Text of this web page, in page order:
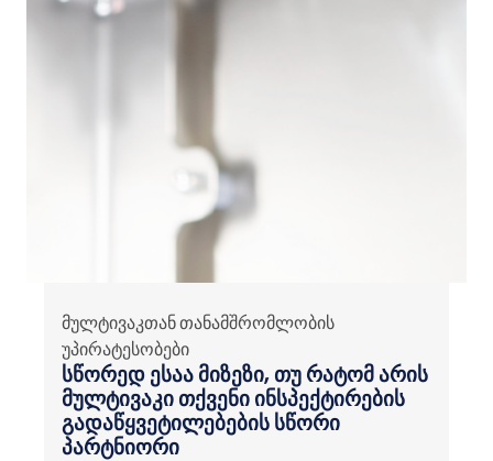
მულტივაკთან თანამშრომლობის
უპირატესობები
სწორედ ესაა მიზეზი, თუ რატომ არის
მულტივაკი თქვენი ინსპექტირების
გადაწყვეტილებების სწორი
პარტნიორი